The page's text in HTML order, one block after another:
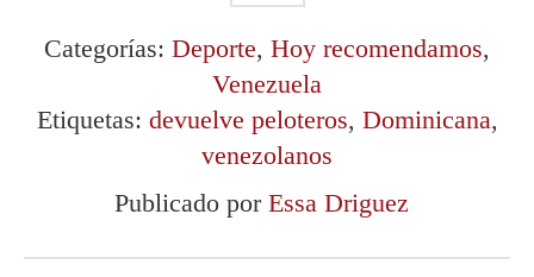
Categorías: Deporte, Hoy recomendamos,
Venezuela
Etiquetas: devuelve peloteros, Dominicana,
venezolanos
Publicado por Essa Driguez